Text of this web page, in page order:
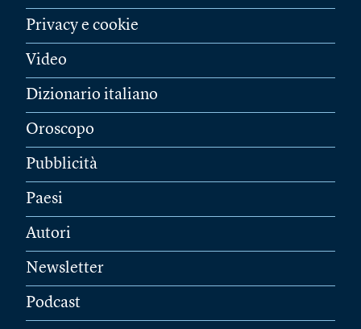
Privacy e cookie
Video
Dizionario italiano
Oroscopo
Pubblicità
Paesi
Autori
Newsletter
Podcast